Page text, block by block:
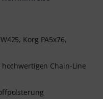
Korg PA5x76,
Chain-Line